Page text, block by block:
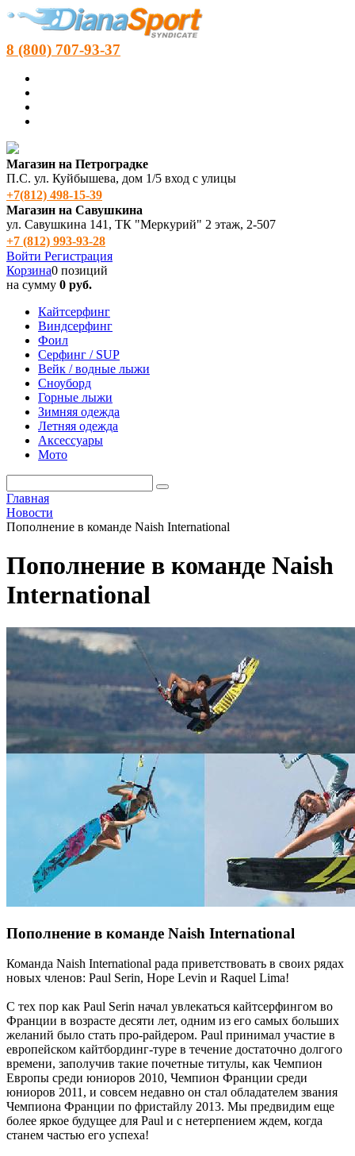
8 (800) 707-93-37
Магазин на Петроградке
П.С. ул. Куйбышева, дом 1/5 вход с улицы
+7(812) 498‑15-39
Магазин на Савушкина
ул. Савушкина 141, ТК "Меркурий" 2 этаж, 2-507
+7 (812) 993-93-28
Войти Регистрация
Корзина0 позиций
на сумму 0 руб.
Кайтсерфинг
Виндсерфинг
Фоил
Серфинг / SUP
Вейк / водные лыжи
Сноуборд
Горные лыжи
Зимняя одежда
Летняя одежда
Аксессуары
Мото
Главная
Новости
Пополнение в команде Naish International
Пополнение в команде Naish
International
Пополнение в команде Naish International
Команда Naish International рада приветствовать в своих рядах
новых членов: Paul Serin, Hope Levin и Raquel Lima!
С тех пор как Paul Serin начал увлекаться кайтсерфингом во
Франции в возрасте десяти лет, одним из его самых больших
желаний было стать про-райдером. Paul принимал участие в
европейском кайтбординг-туре в течение достаточно долгого
времени, заполучив такие почетные титулы, как Чемпион
Европы среди юниоров 2010, Чемпион Франции среди
юниоров 2011, и совсем недавно он стал обладателем звания
Чемпиона Франции по фристайлу 2013. Мы предвидим еще
более яркое будущее для Paul и с нетерпением ждем, когда
станем частью его успеха!